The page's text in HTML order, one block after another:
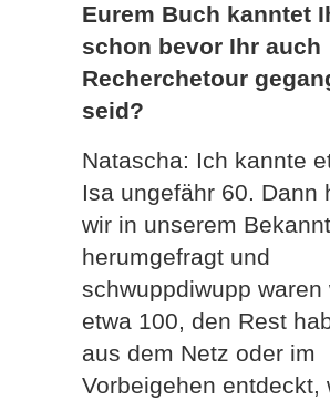
Eurem Buch kanntet
schon bevor Ihr auch
Recherchetour
seid?
Natascha: Ich kannte
Isa ungefähr 60. Dann
wir in unserem
herumgefragt und
schwuppdiwupp waren
etwa 100, den Rest
aus dem Netz oder im
Vorbeigehen entdeckt,